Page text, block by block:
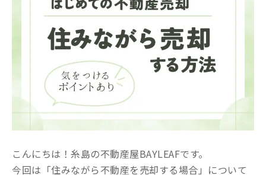
こんにちは！糸島の不動産屋BAYLEAFです。
今回は「住みながら不動産を売却する場合」について